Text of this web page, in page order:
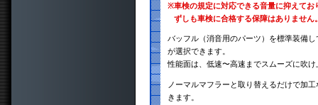
※車検の規定に対応できる音量に抑えて
ずしも車検に合格する保障はありませ
バッフル（消音用のパーツ）を標準装備
が選択できます。
性能面は、低速〜高速までスムーズに吹
ノーマルマフラーと取り替えるだけで加
きます。